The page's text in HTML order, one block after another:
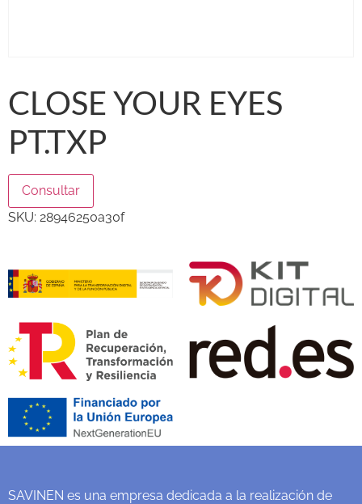
CLOSE YOUR EYES
PT.TXP
Consultar
SKU: 28946250a30f
SAVINEN es una empresa dedicada a la realización de